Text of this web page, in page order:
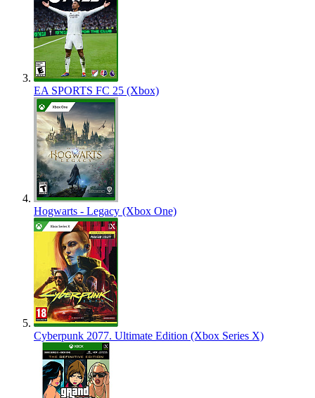
EA SPORTS FC 25 (Xbox)
Hogwarts - Legacy (Xbox One)
Cyberpunk 2077. Ultimate Edition (Xbox Series X)